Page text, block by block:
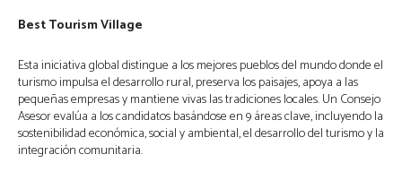
Best Tourism Village
Esta iniciativa global distingue a los mejores pueblos del mundo donde el
turismo impulsa el desarrollo rural, preserva los paisajes, apoya a las
pequeñas empresas y mantiene vivas las tradiciones locales. Un Consejo
Asesor evalúa a los candidatos basándose en 9 áreas clave, incluyendo la
sostenibilidad económica, social y ambiental, el desarrollo del turismo y la
integración comunitaria.